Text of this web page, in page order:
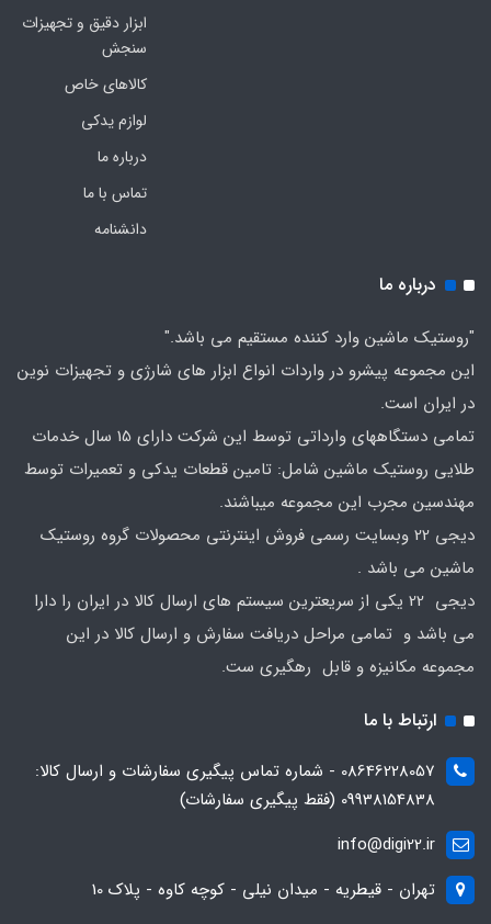
ابزار دقیق و تجهیزات
سنجش
کالاهای خاص
لوازم یدکی
درباره ما
تماس با ما
دانشنامه
درباره ما
"روستیک ماشین وارد کننده مستقیم می باشد."
این مجموعه پیشرو در واردات انواع ابزار های شارژی و تجهیزات نوین
در ایران است.
تمامی دستگاههای وارداتی توسط این شرکت دارای 15 سال خدمات
طلایی روستیک ماشین شامل: تامین قطعات یدکی و تعمیرات توسط
مهندسین مجرب این مجموعه میباشند.
دیجی 22 وبسایت رسمی فروش اینترنتی محصولات گروه روستیک
ماشین می باشد .
دیجی 22 یکی از سریعترین سیستم های ارسال کالا در ایران را دارا
می باشد و تمامی مراحل دریافت سفارش و ارسال کالا در این
مجموعه مکانیزه و قابل رهگیری ست.
ارتباط با ما
08646228057 - شماره تماس پیگیری سفارشات و ارسال کالا:
09938154838 (فقط پیگیری سفارشات)
info@digi22.ir
تهران - قیطریه - میدان نیلی - کوچه کاوه - پلاک 10